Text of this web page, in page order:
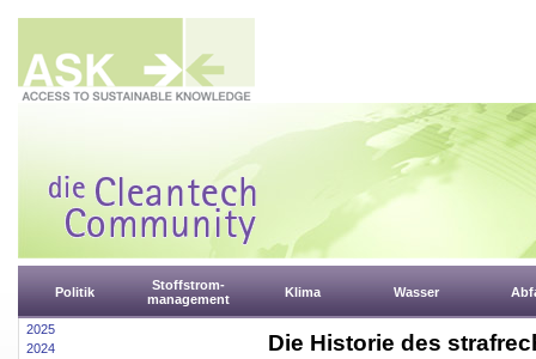
Politik
Stoffstrom-
management
Klima Wasser
2025
2024
Die Historie des